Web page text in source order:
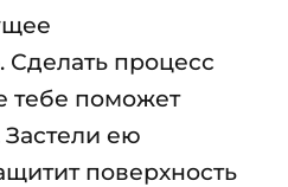
Сделать процесс
тебе поможет
ею
поверхность